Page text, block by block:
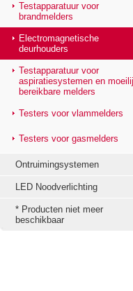
Testapparatuur voor
brandmelders
Electromagnetische
deurhouders
Testapparatuur voor
aspiratiesystemen en
bereikbare melders
Testers voor vlammelders
Testers voor gasmelders
Ontruimingsystemen
LED Noodverlichting
* Producten niet meer
beschikbaar